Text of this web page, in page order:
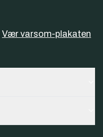
Vær varsom-plakaten